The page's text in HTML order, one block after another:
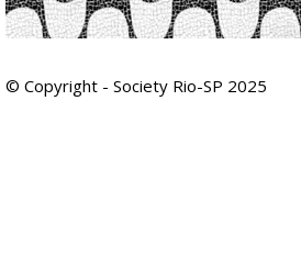
© Copyright - Society Rio-SP 2025